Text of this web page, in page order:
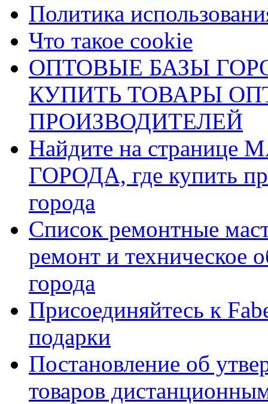
Политика
Что такое cookie
ОПТОВЫЕ БАЗЫ
КУПИТЬ ТОВАРЫ
ПРОИЗВОДИТЕЛЕЙ
Найдите на
ГОРОДА, где купить
города
Список ремонтные
ремонт и техническое
города
Присоединяйтесь к
подарки
Постановление об
товаров